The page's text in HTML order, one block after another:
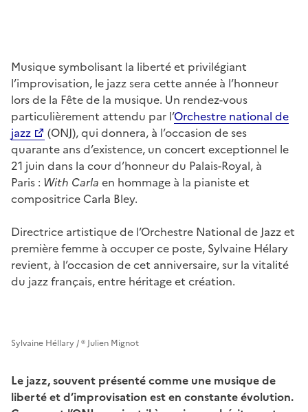
Musique symbolisant la liberté et privilégiant
l’improvisation, le jazz sera cette année à l’honneur
lors de la Fête de la musique. Un rendez-vous
particulièrement attendu par l’Orchestre national de
jazz
(ONJ), qui donnera, à l’occasion de ses
quarante ans d’existence, un concert exceptionnel le
21 juin dans la cour d’honneur du Palais-Royal, à
Paris : With Carla en hommage à la pianiste et
compositrice Carla Bley.
Directrice artistique de l’Orchestre National de Jazz et
première femme à occuper ce poste, Sylvaine Hélary
revient, à l’occasion de cet anniversaire, sur la vitalité
du jazz français, entre héritage et création.
Sylvaine Héllary / ® Julien Mignot
Le jazz, souvent présenté comme une musique de
liberté et d’improvisation est en constante évolution.